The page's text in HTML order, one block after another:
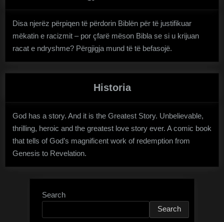
Disa njerëz përpiqen të përdorin Biblën për të justifikuar
mëkatin e racizmit – por çfarë mëson Bibla se si u krijuan
racat e ndryshme? Përgjigja mund të të befasojë.
Historia
God has a story. And it is the Greatest Story. Unbelievable,
thrilling, heroic and the greatest love story ever. A comic book
that tells of God’s magnificent work of redemption from
Genesis to Revelation.
Search
Search